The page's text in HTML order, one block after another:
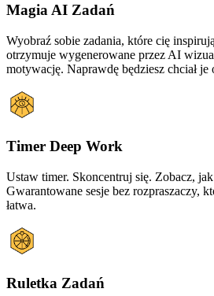
Magia AI Zadań
Wyobraź sobie zadania, które cię
otrzymuje wygenerowane przez AI
motywację. Naprawdę będziesz chciał je
Timer Deep Work
Ustaw timer. Skoncentruj się. Zobacz,
Gwarantowane sesje bez rozpraszaczy,
łatwa.
Ruletka Zadań